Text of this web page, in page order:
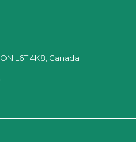
L6T 4K8, Canada